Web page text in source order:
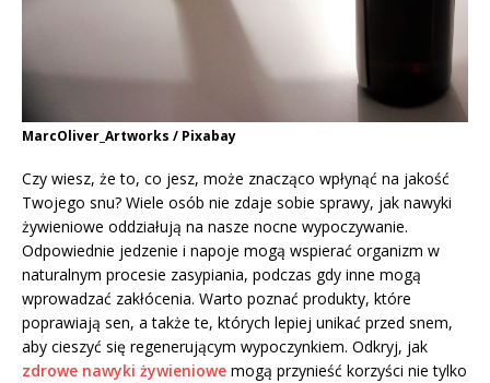
MarcOliver_Artworks / Pixabay
Czy wiesz, że to, co jesz, może znacząco wpłynąć na jakość
Twojego snu? Wiele osób nie zdaje sobie sprawy, jak nawyki
żywieniowe oddziałują na nasze nocne wypoczywanie.
Odpowiednie jedzenie i napoje mogą wspierać organizm w
naturalnym procesie zasypiania, podczas gdy inne mogą
wprowadzać zakłócenia. Warto poznać produkty, które
poprawiają sen, a także te, których lepiej unikać przed snem,
aby cieszyć się regenerującym wypoczynkiem. Odkryj, jak
zdrowe nawyki żywieniowe mogą przynieść korzyści nie tylko